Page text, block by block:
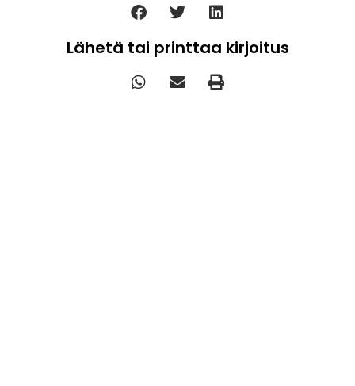
Lähetä tai printtaa kirjoitus